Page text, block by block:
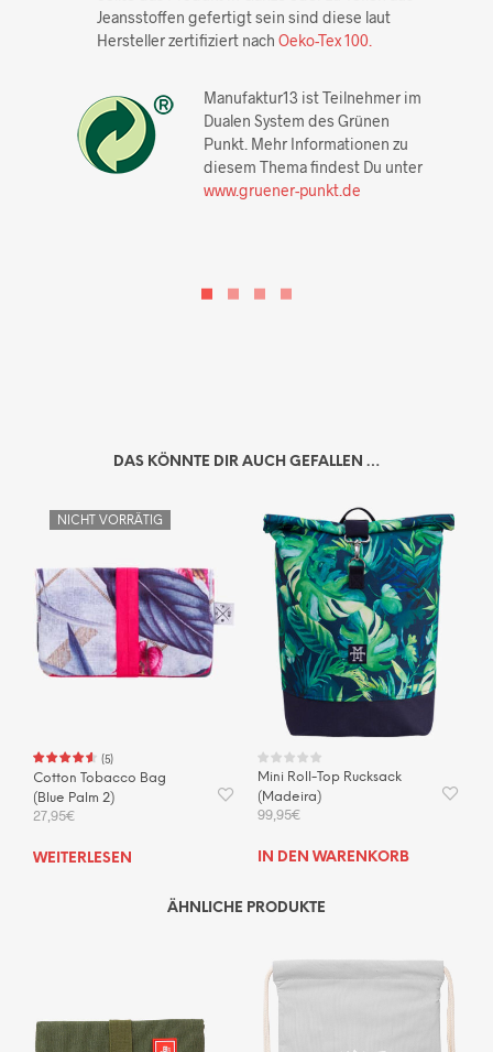
Jeansstoffen gefertigt sein sind diese laut
Hersteller zertifiziert nach Oeko-Tex 100.
Manufaktur13 ist Teilnehmer im
Dualen System des Grünen
Punkt. Mehr Informationen zu
diesem Thema findest Du unter
www.gruener-punkt.de
DAS KÖNNTE DIR AUCH GEFALLEN …
NICHT VORRÄTIG
(5)
Cotton Tobacco Bag
(Blue Palm 2)
27,95€
WEITERLESEN
Mini Roll-Top Rucksack
(Madeira)
99,95€
IN DEN WARENKORB
ÄHNLICHE PRODUKTE